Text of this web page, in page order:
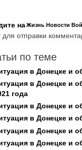
Жизнь Новости
на
для отправки
по теме
в Донецке и
в Донецке и
года
в Донецке и
в Донецке и
в Донецке и
в Донецке и